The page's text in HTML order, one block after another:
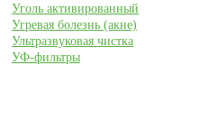
Уголь активированный
Угревая болезнь (акне)
Ультразвуковая чистка
УФ-фильтры